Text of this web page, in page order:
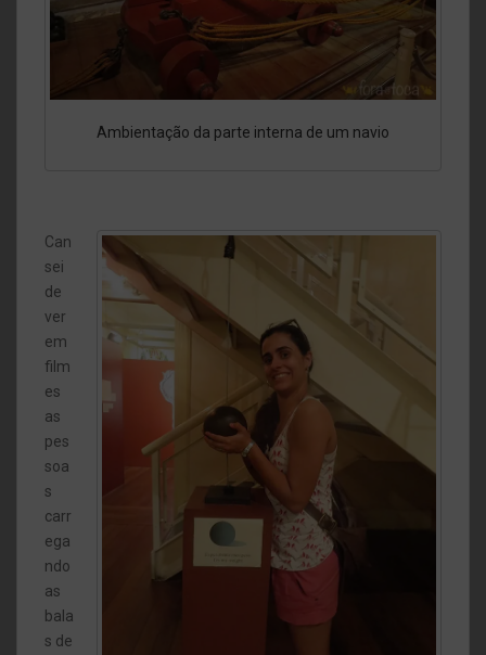
Ambientação da parte interna de um navio
Can
sei
de
ver
em
film
es
as
pes
soa
s
carr
ega
ndo
as
bala
s de